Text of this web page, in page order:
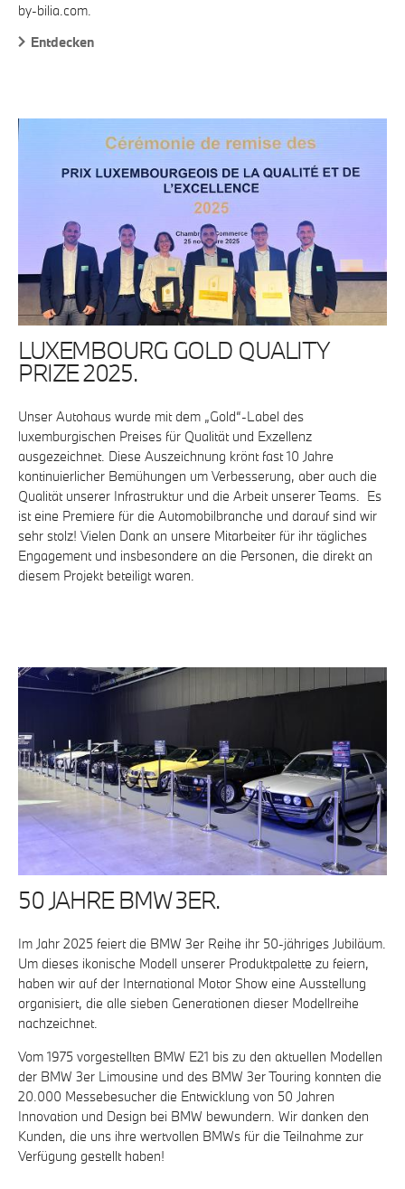
by-bilia.com.
Entdecken
LUXEMBOURG GOLD QUALITY
PRIZE 2025.
Unser Autohaus wurde mit dem „Gold“-Label des
luxemburgischen Preises für Qualität und Exzellenz
ausgezeichnet. Diese Auszeichnung krönt fast 10 Jahre
kontinuierlicher Bemühungen um Verbesserung, aber auch die
Qualität unserer Infrastruktur und die Arbeit unserer Teams. Es
ist eine Premiere für die Automobilbranche und darauf sind wir
sehr stolz! Vielen Dank an unsere Mitarbeiter für ihr tägliches
Engagement und insbesondere an die Personen, die direkt an
diesem Projekt beteiligt waren.
50 JAHRE BMW 3ER.
Im Jahr 2025 feiert die BMW 3er Reihe ihr 50-jähriges Jubiläum.
Um dieses ikonische Modell unserer Produktpalette zu feiern,
haben wir auf der International Motor Show eine Ausstellung
organisiert, die alle sieben Generationen dieser Modellreihe
nachzeichnet.
Vom 1975 vorgestellten BMW E21 bis zu den aktuellen Modellen
der BMW 3er Limousine und des BMW 3er Touring konnten die
20.000 Messebesucher die Entwicklung von 50 Jahren
Innovation und Design bei BMW bewundern. Wir danken den
Kunden, die uns ihre wertvollen BMWs für die Teilnahme zur
Verfügung gestellt haben!